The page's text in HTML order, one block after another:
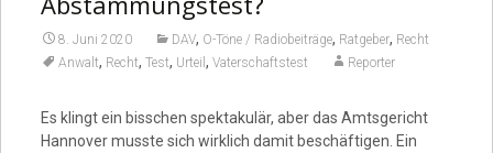
8. Juni 2020 DAV, O-Töne / Radiobeiträge, Ratgeber, Recht
Anwalt, Recht, Test, Urteil , Vaterschaftstest Reporter
Es klingt ein bisschen spektakulär, aber das Amtsgericht
Hannover musste sich wirklich damit beschäftigen. Ein